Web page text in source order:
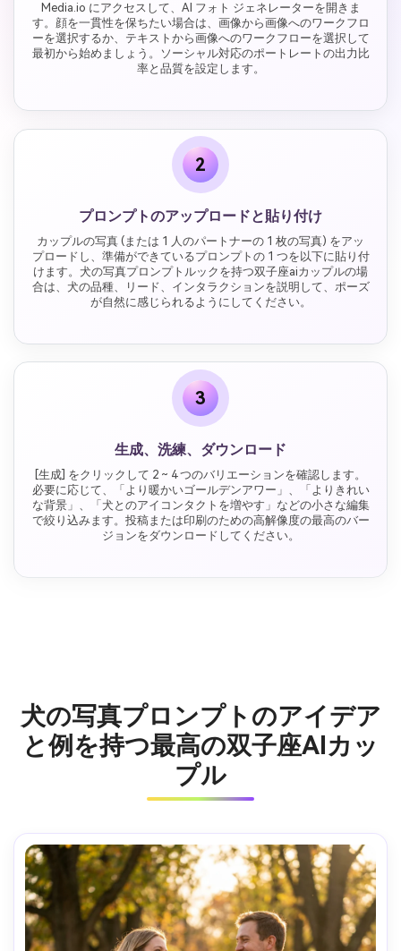
Media.io にアクセスして、AI フォト ジェネレーターを開きま
す。顔を一貫性を保ちたい場合は、画像から画像へのワークフロ
ーを選択するか、テキストから画像へのワークフローを選択して
最初から始めましょう。ソーシャル対応のポートレートの出力比
率と品質を設定します。
2
プロンプトのアップロードと貼り付け
カップルの写真 (または 1 人のパートナーの 1 枚の写真) をアッ
プロードし、準備ができているプロンプトの 1 つを以下に貼り付
けます。犬の写真プロンプトルックを持つ双子座aiカップルの場
合は、犬の品種、リード、インタラクションを説明して、ポーズ
が自然に感じられるようにしてください。
3
生成、洗練、ダウンロード
[生成] をクリックして 2 ~ 4 つのバリエーションを確認します。
必要に応じて、「より暖かいゴールデンアワー」、「よりきれい
な背景」、「犬とのアイコンタクトを増やす」などの小さな編集
で絞り込みます。投稿または印刷のための高解像度の最高のバー
ジョンをダウンロードしてください。
犬の写真プロンプトのアイデア
と例を持つ最高の双子座AIカッ
プル